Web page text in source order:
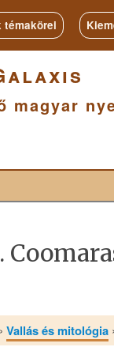
témakörei
magyar
Vallás és mitológia